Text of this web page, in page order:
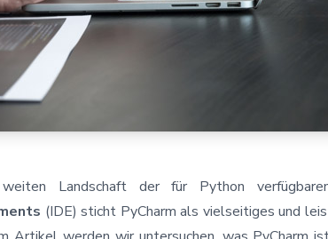
Landschaft der für Python
(IDE) sticht PyCharm als vielseitiges und